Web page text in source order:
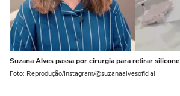
Suzana Alves passa por cirurgia para retirar silicone
Foto: Reprodução/Instagram/@suzanaalvesoficial